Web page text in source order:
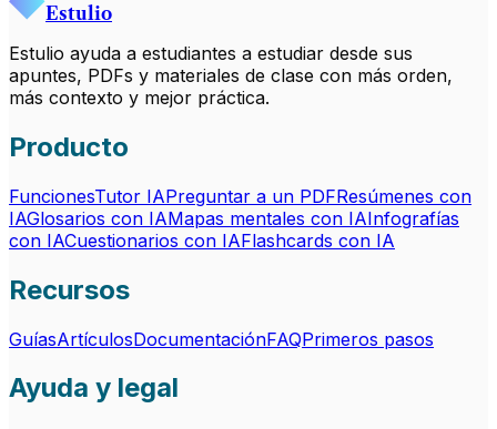
Estulio
Estulio ayuda a estudiantes a estudiar desde sus
apuntes, PDFs y materiales de clase con más orden,
más contexto y mejor práctica.
Producto
FuncionesTutor IAPreguntar a un PDFResúmenes con
IAGlosarios con IAMapas mentales con IAInfografías
con IACuestionarios con IAFlashcards con IA
Recursos
GuíasArtículosDocumentaciónFAQPrimeros pasos
Ayuda y legal